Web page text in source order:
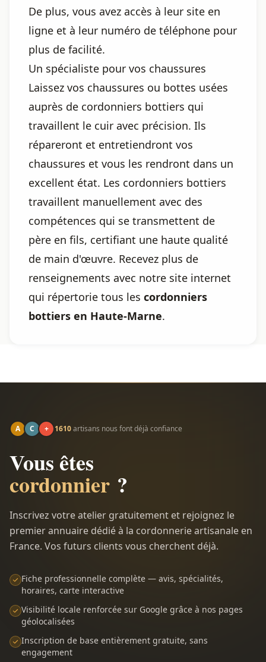
De plus, vous avez accès à leur site en
ligne et à leur numéro de téléphone pour
plus de facilité.
Un spécialiste pour vos chaussures
Laissez vos chaussures ou bottes usées
auprès de cordonniers bottiers qui
travaillent le cuir avec précision. Ils
répareront et entretiendront vos
chaussures et vous les rendront dans un
excellent état. Les cordonniers bottiers
travaillent manuellement avec des
compétences qui se transmettent de
père en fils, certifiant une haute qualité
de main d'œuvre. Recevez plus de
renseignements avec notre site internet
qui répertorie tous les cordonniers
bottiers en Haute-Marne.
A C + 1610artisans nous font déjà confiance
Vous êtes
cordonnier ?
Inscrivez votre atelier gratuitement et rejoignez le
premier annuaire dédié à la cordonnerie artisanale en
France. Vos futurs clients vous cherchent déjà.
Fiche professionnelle complète — avis, spécialités,
horaires, carte interactive
Visibilité locale renforcée sur Google grâce à nos pages
géolocalisées
Inscription de base entièrement gratuite, sans
engagement